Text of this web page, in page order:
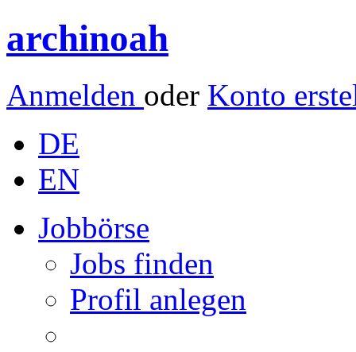
archinoah
Anmelden oder Konto
DE
EN
Jobbörse
Jobs finden
Profil anlegen